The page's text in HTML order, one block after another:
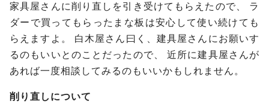
家具屋さんに削り直しを引き受けてもらえたので、 ラ
ダーで買ってもらったまな板は安心して使い続けても
らえますよ。 白木屋さん曰く、建具屋さんにお願いす
るのもいいとのことだったので、 近所に建具屋さんが
あれば一度相談してみるのもいいかもしれません。
削り直しについて